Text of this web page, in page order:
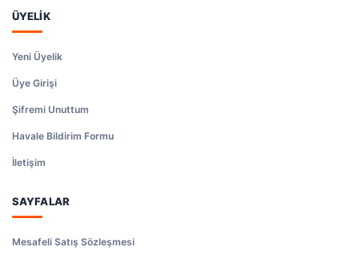
ÜYELİK
Yeni Üyelik
Üye Girişi
Şifremi Unuttum
Havale Bildirim Formu
İletişim
SAYFALAR
Mesafeli Satış Sözleşmesi